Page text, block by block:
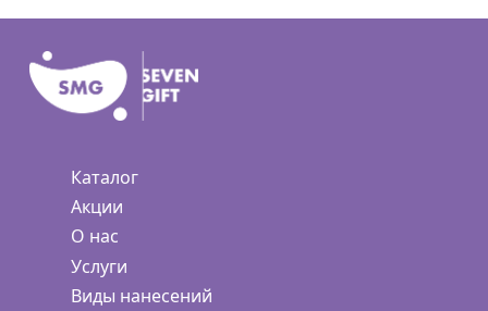
Каталог
Акции
О нас
Услуги
Виды нанесений